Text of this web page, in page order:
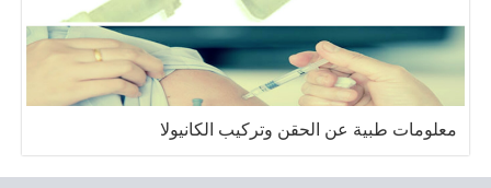
معلومات طبية عن الحقن وتركيب الكانيولا